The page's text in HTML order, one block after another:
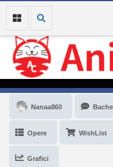
Nanaa860
Opere WishList
Grafici